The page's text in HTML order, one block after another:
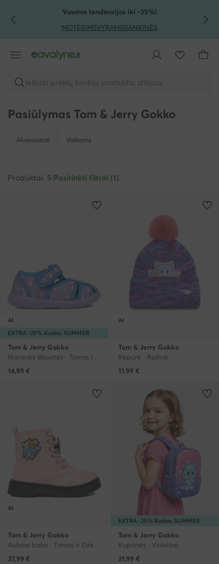
PEREITI PRIE PAGRINDINIO TURINIO
PEREITI Į PAIEŠKĄVasaros tendencijos iki -35%!
MOTERIMSVYRAMSRANKINĖS
Ieškoti prekių ženklo, produkto, stiliaus
Pasiūlymas Tom & Jerry Gokko
Aksesuarai Vaikams
Produktai: 5·Pasirinkti filtrai (1)
EXTRA -25% Kodas: SUMMER
AI
Tom & Jerry Gokko
Naminės šlepetės · Tomas ir Džeris · Violetinė
14,99 €
AI
Tom & Jerry Gokko
Kepurė · Rožinė
11,99 €
AI
Tom & Jerry Gokko
Auliniai batai · Tomas ir Džeris · Rožinė
37,99 €
EXTRA -25% Kodas: SUMMER
Tom & Jerry Gokko
Kuprinės · Violetinė
21,99 €